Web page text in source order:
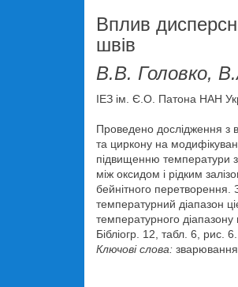
Вплив
швів
В.В. Головко,
ІЕЗ ім. Є.О. Патона НАН
Проведено дослідження з
та циркону на
підвищенню температури
між оксидом і рідким
бейнітного перетворення.
температурний діапазон
температурного діапазону
Бібліогр. 12, табл. 6, рис. 6.
Ключові слова: